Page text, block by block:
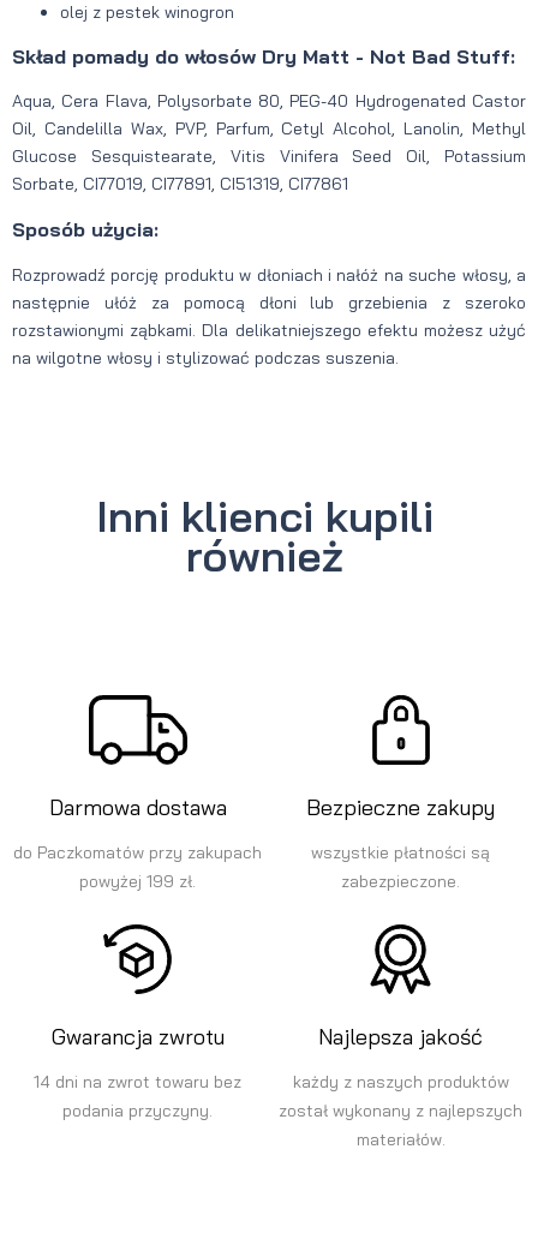
olej z pestek winogron
Skład pomady do włosów Dry Matt - Not Bad Stuff:
Aqua, Cera Flava, Polysorbate 80, PEG-40 Hydrogenated Castor
Oil, Candelilla Wax, PVP, Parfum, Cetyl Alcohol, Lanolin, Methyl
Glucose Sesquistearate, Vitis Vinifera Seed Oil, Potassium
Sorbate, CI77019, CI77891, CI51319, CI77861
Sposób użycia:
Rozprowadź porcję produktu w dłoniach i nałóż na suche włosy, a
następnie ułóż za pomocą dłoni lub grzebienia z szeroko
rozstawionymi ząbkami. Dla delikatniejszego efektu możesz użyć
na wilgotne włosy i stylizować podczas suszenia.
Inni klienci kupili
również
Darmowa dostawa
do Paczkomatów przy zakupach
powyżej 199 zł.
Bezpieczne zakupy
wszystkie płatności są
zabezpieczone.
Gwarancja zwrotu
14 dni na zwrot towaru bez
podania przyczyny.
Najlepsza jakość
każdy z naszych produktów
został wykonany z najlepszych
materiałów.